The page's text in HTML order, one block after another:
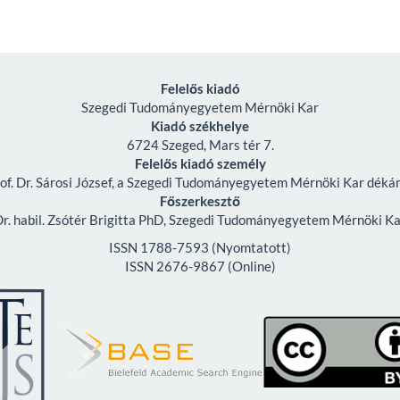
Felelős kiadó
Szegedi Tudományegyetem Mérnöki Kar
Kiadó székhelye
6724 Szeged, Mars tér 7.
Felelős kiadó személy
Dr. Sárosi József, a Szegedi Tudományegyetem Mérnöki Kar
Főszerkesztő
habil. Zsótér Brigitta PhD, Szegedi Tudományegyetem Mérnöki
ISSN 1788-7593 (Nyomtatott)
ISSN 2676-9867 (Online)